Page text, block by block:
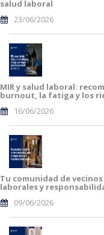
salud laboral
23/06/2026
MIR y salud laboral:
burnout, la fatiga y los
16/06/2026
Tu comunidad de
laborales y
09/06/2026